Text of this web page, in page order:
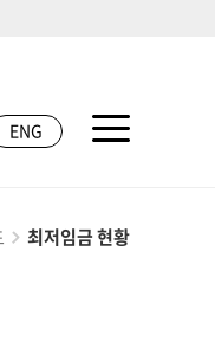
ENG
최저임금 현황